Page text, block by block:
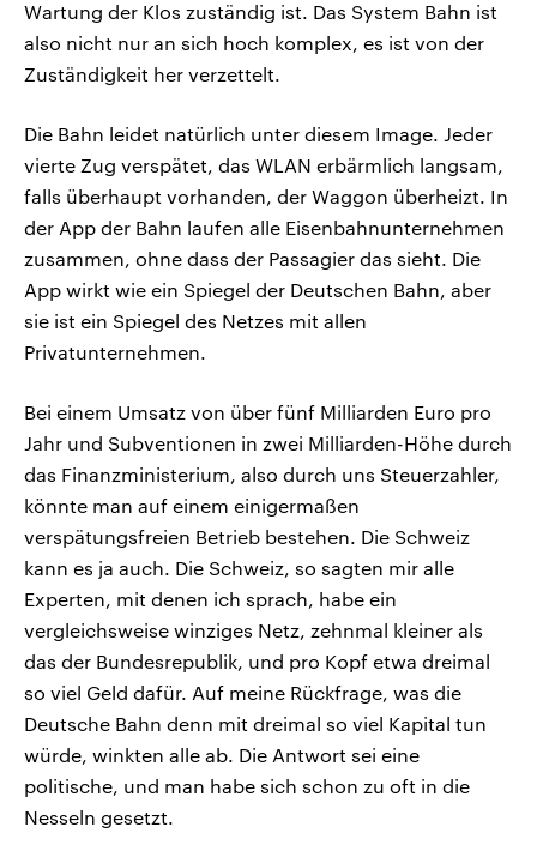
Wartung der Klos zuständig ist. Das System Bahn ist
also nicht nur an sich hoch komplex, es ist von der
Zuständigkeit her verzettelt.
Die Bahn leidet natürlich unter diesem Image. Jeder
vierte Zug verspätet, das WLAN erbärmlich langsam,
falls überhaupt vorhanden, der Waggon überheizt. In
der App der Bahn laufen alle Eisenbahnunternehmen
zusammen, ohne dass der Passagier das sieht. Die
App wirkt wie ein Spiegel der Deutschen Bahn, aber
sie ist ein Spiegel des Netzes mit allen
Privatunternehmen.
Bei einem Umsatz von über fünf Milliarden Euro pro
Jahr und Subventionen in zwei Milliarden-Höhe durch
das Finanzministerium, also durch uns Steuerzahler,
könnte man auf einem einigermaßen
verspätungsfreien Betrieb bestehen. Die Schweiz
kann es ja auch. Die Schweiz, so sagten mir alle
Experten, mit denen ich sprach, habe ein
vergleichsweise winziges Netz, zehnmal kleiner als
das der Bundesrepublik, und pro Kopf etwa dreimal
so viel Geld dafür. Auf meine Rückfrage, was die
Deutsche Bahn denn mit dreimal so viel Kapital tun
würde, winkten alle ab. Die Antwort sei eine
politische, und man habe sich schon zu oft in die
Nesseln gesetzt.